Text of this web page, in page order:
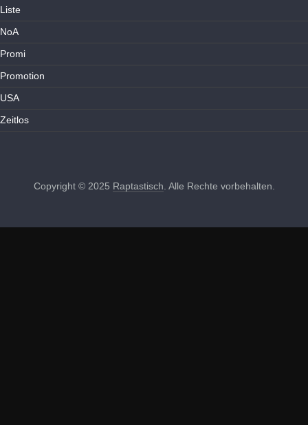
Liste
NoA
Promi
Promotion
USA
Zeitlos
Copyright © 2025 Raptastisch . Alle Rechte vorbehalten.